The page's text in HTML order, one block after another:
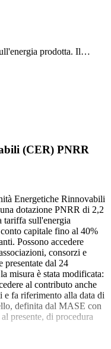
prodotta. Il…
(CER) PNRR
Energetiche Rinnovabili
dotazione PNRR di 2,2
sull'energia
capitale fino al 40%
Possono accedere
consorzi e
presentate dal 24
misura è stata modificata:
al contributo anche
fa riferimento alla data di
definita dal MASE con
presente, di procedura